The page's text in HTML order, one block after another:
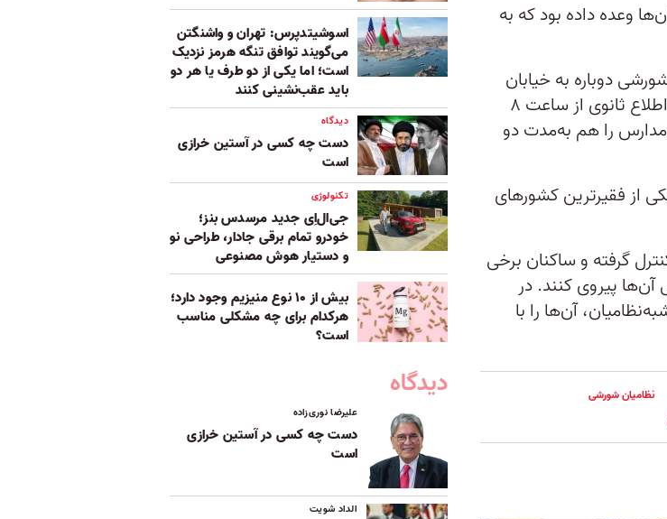
وعده داده بود که به
دوباره به خیابان
آمدند و مقر حزب سیاسی کابوره را غارت کردند. دولت تا اطلاع ثانوی از ساعت ۸
و مدارس را هم به‌مدت دو
از فقیرترین کشورهای
گرفته‌ و ساکنان برخی
آن‌ها پیروی کنند. در
آن‌ها را با
نظامیان شورشی
اسوشیتدپرس: تهران و واشنگتن
می‌گویند توافق تنگه هرمز نزدیک
است؛ اما یکی از دو طرف یا هر دو
باید عقب‌نشینی کنند
دیدگاه
دست چه کسی در آستین خرازی
است
تکنولوژی
جی‌ال‌اِی جدید مرسدس بنز؛
خودرو تمام برقی جادار، طراحی نو
و دستیار هوش مصنوعی
بیش از ۱۰ نوع منیزیم وجود دارد؛
هر‌کدام برای چه مشکلی مناسب‌
است؟
دیدگاه
علیرضا نوری‌زاده
دست چه کسی در آستین خرازی
است
الداد شویت